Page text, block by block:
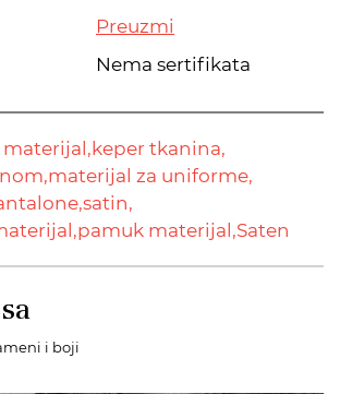
Preuzmi
Nema sertifikata
materijal, keper tkanina,
materijal za uniforme,
satin,
pamuk materijal,Saten
i boji